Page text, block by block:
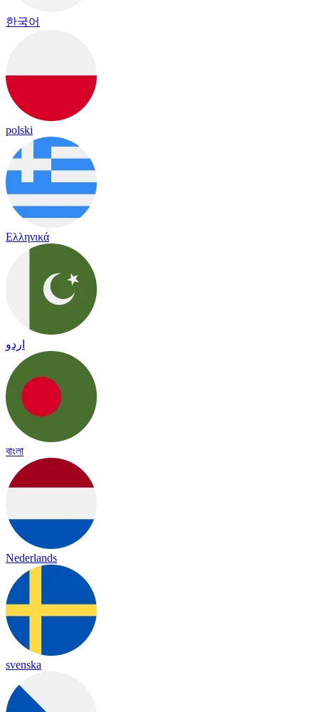
한국어
polski
Ελληνικά
اردو
বাংলা
Nederlands
svenska